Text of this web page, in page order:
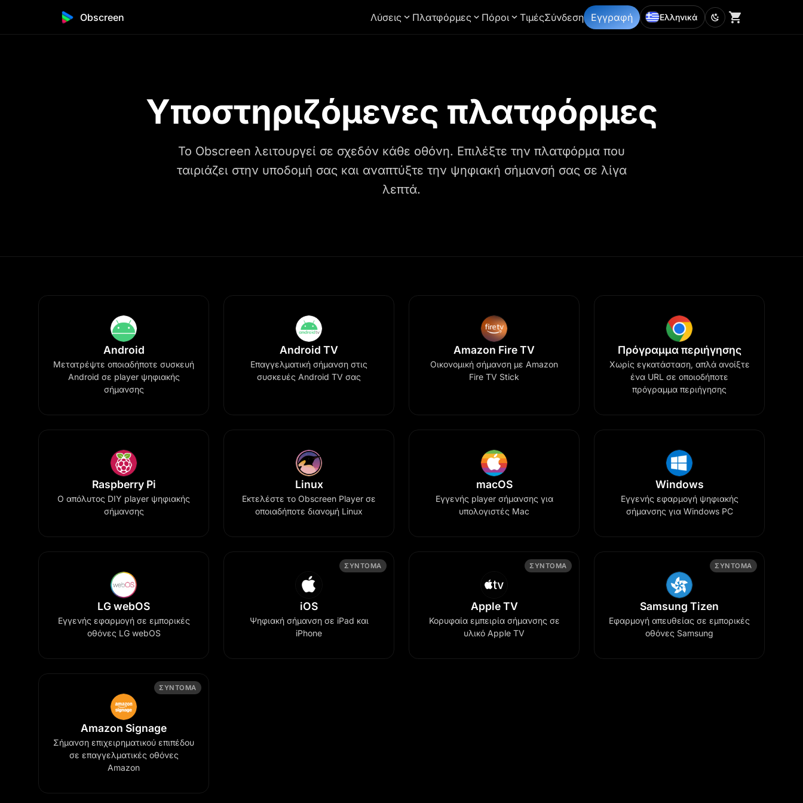
Obscreen Λύσεις Πλατφόρμες Πόροι ΤιμέςΣύνδεση Εγγραφή Ελληνικά
Υποστηριζόμενες πλατφόρμες
Το Obscreen λειτουργεί σε σχεδόν κάθε οθόνη. Επιλέξτε την πλατφόρμα που
ταιριάζει στην υποδομή σας και αναπτύξτε την ψηφιακή σήμανσή σας σε λίγα
λεπτά.
Android
Μετατρέψτε οποιαδήποτε συσκευή
Android σε player ψηφιακής
σήμανσης
Android TV
Επαγγελματική σήμανση στις
συσκευές Android TV σας
Amazon Fire TV
Οικονομική σήμανση με Amazon
Fire TV Stick
Πρόγραμμα περιήγησης
Χωρίς εγκατάσταση, απλά ανοίξτε
ένα URL σε οποιοδήποτε
πρόγραμμα περιήγησης
Raspberry Pi
Ο απόλυτος DIY player ψηφιακής
σήμανσης
Linux
Εκτελέστε το Obscreen Player σε
οποιαδήποτε διανομή Linux
macOS
Εγγενής player σήμανσης για
υπολογιστές Mac
Windows
Εγγενής εφαρμογή ψηφιακής
σήμανσης για Windows PC
LG webOS
Εγγενής εφαρμογή σε εμπορικές
οθόνες LG webOS
ΣΎΝΤΟΜΑ
iOS
Ψηφιακή σήμανση σε iPad και
iPhone
ΣΎΝΤΟΜΑ
Apple TV
Κορυφαία εμπειρία σήμανσης σε
υλικό Apple TV
ΣΎΝΤΟΜΑ
Samsung Tizen
Εφαρμογή απευθείας σε εμπορικές
οθόνες Samsung
ΣΎΝΤΟΜΑ
Amazon Signage
Σήμανση επιχειρηματικού επιπέδου
σε επαγγελματικές οθόνες
Amazon